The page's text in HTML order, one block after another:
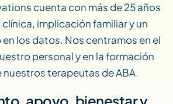
cuenta con más de 25 años
implicación familiar y un
los datos. Nos centramos en el
personal y en la formación
terapeutas de ABA.